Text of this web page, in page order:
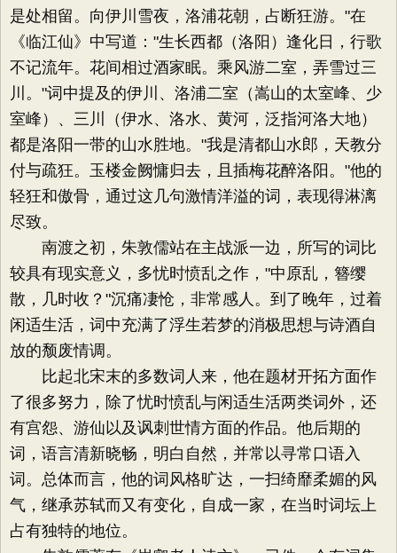
是处相留。向伊川雪夜，洛浦花朝，占断狂游。"在
《临江仙》中写道："生长西都（洛阳）逢化日，行歌
不记流年。花间相过酒家眠。乘风游二室，弄雪过三
川。"词中提及的伊川、洛浦二室（嵩山的太室峰、少
室峰）、三川（伊水、洛水、黄河，泛指河洛大地）
都是洛阳一带的山水胜地。"我是清都山水郎，天教分
付与疏狂。玉楼金阙慵归去，且插梅花醉洛阳。"他的
轻狂和傲骨，通过这几句激情洋溢的词，表现得淋漓
尽致。
南渡之初，朱敦儒站在主战派一边，所写的词比
较具有现实意义，多忧时愤乱之作，"中原乱，簪缨
散，几时收？"沉痛凄怆，非常感人。到了晚年，过着
闲适生活，词中充满了浮生若梦的消极思想与诗酒自
放的颓废情调。
比起北宋末的多数词人来，他在题材开拓方面作
了很多努力，除了忧时愤乱与闲适生活两类词外，还
有宫怨、游仙以及讽刺世情方面的作品。他后期的
词，语言清新晓畅，明白自然，并常以寻常口语入
词。总体而言，他的词风格旷达，一扫绮靡柔媚的风
气，继承苏轼而又有变化，自成一家，在当时词坛上
占有独特的地位。